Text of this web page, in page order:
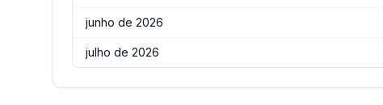
junho de 2026
julho de 2026